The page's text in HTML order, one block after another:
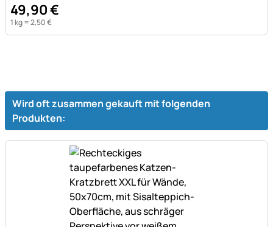
49,90€
1 kg =2,50€
Wird oft zusammen gekauft mit folgenden
Produkten: